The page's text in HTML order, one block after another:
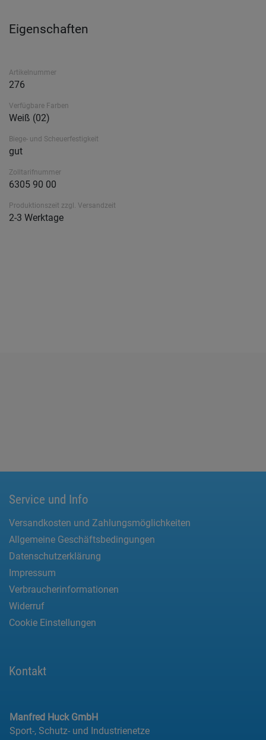
Eigenschaften
Artikelnummer
276
Verfügbare Farben
Weiß (02)
Biege- und Scheuerfestigkeit
gut
Zolltarifnummer
6305 90 00
Produktionszeit zzgl. Versandzeit
2-3 Werktage
Service und Info
Versandkosten und Zahlungsmöglichkeiten
Allgemeine Geschäftsbedingungen
Datenschutzerklärung
Impressum
Verbraucherinformationen
Widerruf
Cookie Einstellungen
Kontakt
Manfred Huck GmbH
Sport-, Schutz- und Industrienetze